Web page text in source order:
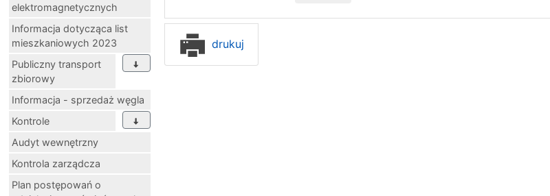
elektromagnetycznych
Informacja dotycząca list
mieszkaniowych 2023
Publiczny transport
zbiorowy
Informacja - sprzedaż węgla
Kontrole
Audyt wewnętrzny
Kontrola zarządcza
Plan postępowań o
drukuj